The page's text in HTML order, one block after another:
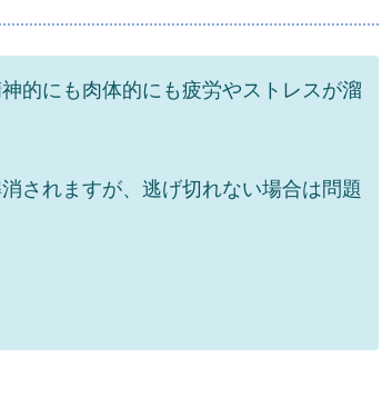
的にも肉体的にも疲労やストレスが溜
されますが、逃げ切れない場合は問題